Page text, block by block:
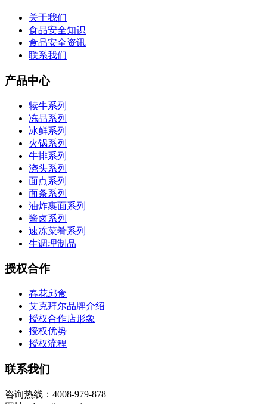
关于我们
食品安全知识
食品安全资讯
联系我们
产品中心
犊牛系列
冻品系列
冰鲜系列
火锅系列
牛排系列
浇头系列
面点系列
面条系列
油炸裹面系列
酱卤系列
速冻菜肴系列
生调理制品
授权合作
春花邱食
艾克拜尔品牌介绍
授权合作店形象
授权优势
授权流程
联系我们
咨询热线：4008-979-878